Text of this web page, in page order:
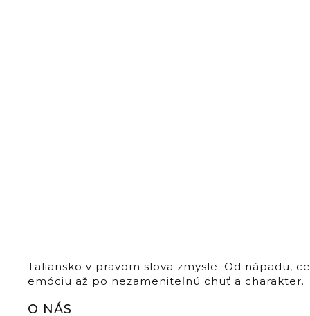
Taliansko v pravom slova zmysle. Od nápadu,
emóciu až po nezameniteľnú chuť a charakter.
O NÁS